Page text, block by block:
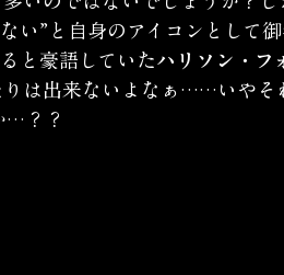
い”と自身のアイコンとして
と豪語していたハリソン・フ
は出来ないよなぁ……いやそ
…？？